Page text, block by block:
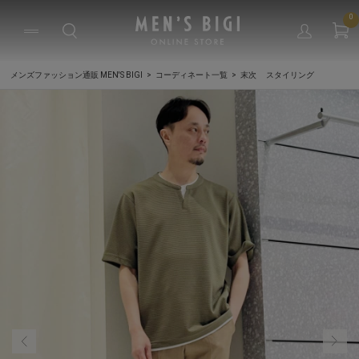
0
メンズファッション通販 MEN'S BIGI コーディネート一覧 末次 スタイリング